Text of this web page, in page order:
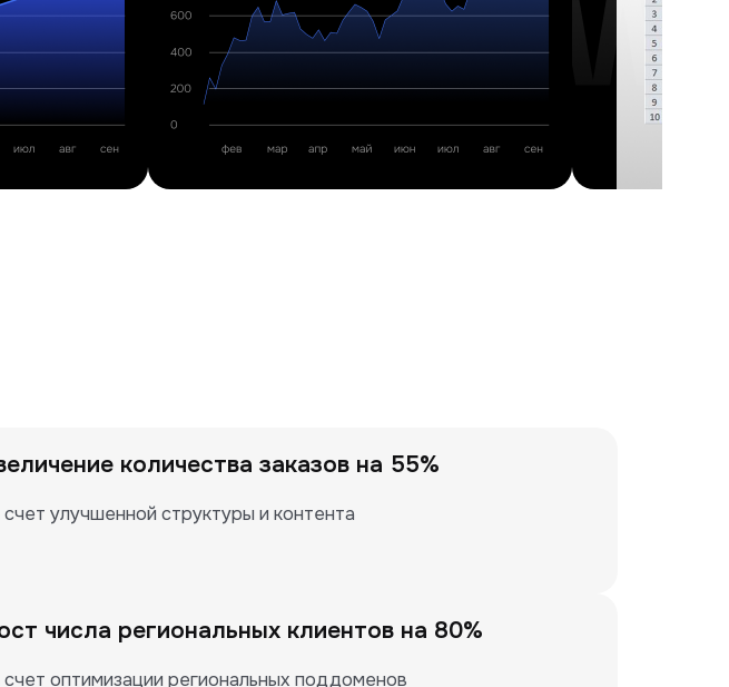
количества заказов на 55%
счет улучшенной структуры и контента
числа региональных клиентов на 80%
счет оптимизации региональных поддоменов